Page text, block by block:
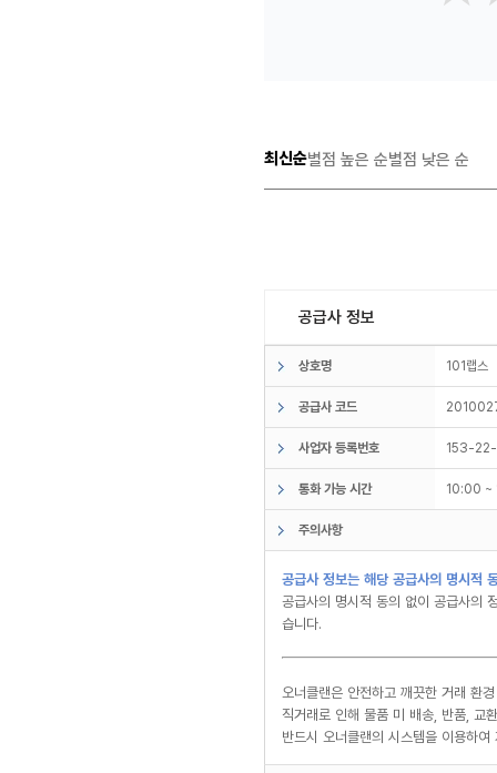
최신순별점 높은 순별점 낮은 순
공급사 정보
상호명 101랩
공급사 코드
사업자 등록번호 153-
통화 가능 시간 10:00
주의사항
공급사 정보는 해당 공급사의 명시적
공급사의 명시적 동의 없이 공급사의
습니다.
오너클랜은 안전하고 깨끗한 거래 환
직거래로 인해 물품 미 배송, 반품, 교
반드시 오너클랜의 시스템을 이용하